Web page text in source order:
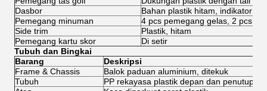
Dasbor
Bahan plastik hitam, indikator
Pemegang minuman
4 pcs pemegang gelas, 2 pcs
Side trim
Plastik, hitam
Pemegang kartu skor
Di setir
Tubuh dan Bingkai
Barang
Deskripsi
Frame & Chassis
Balok paduan aluminium, ditekuk
Tubuh
PP rekayasa plastik depan dan penutup